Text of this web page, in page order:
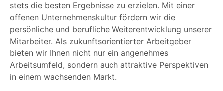
stets die besten Ergebnisse zu erzielen. Mit einer
offenen Unternehmenskultur fördern wir die
persönliche und berufliche Weiterentwicklung unserer
Mitarbeiter. Als zukunftsorientierter Arbeitgeber
bieten wir Ihnen nicht nur ein angenehmes
Arbeitsumfeld, sondern auch attraktive Perspektiven
in einem wachsenden Markt.